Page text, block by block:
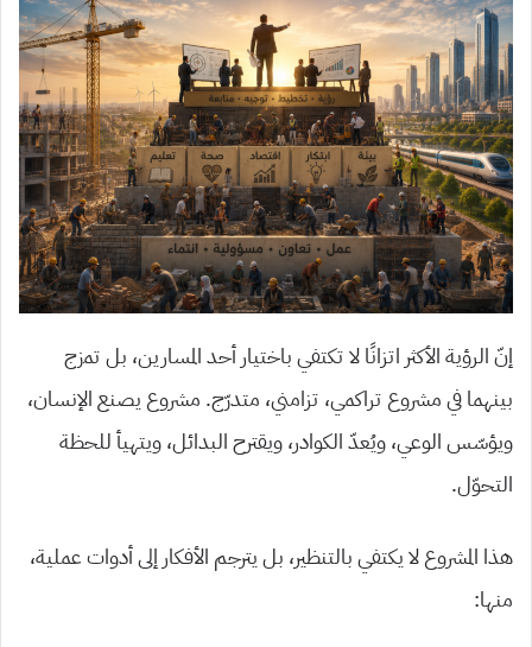
إنّ الرؤية الأكثر اتزانًا لا تكتفي باختيار أحد المسارين، بل تمزج
بينهما في مشروع تراكمي، تزامني، متدرّج. مشروع يصنع الإنسان،
ويؤسّس الوعي، ويُعدّ الكوادر، ويقترح البدائل، ويتهيأ للحظة
التحوّل.
هذا المشروع لا يكتفي بالتنظير، بل يترجم الأفكار إلى أدوات عملية،
منها: